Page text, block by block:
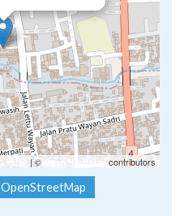
Leaflet | ©OpenStreetMap contributors
OpenStreetMap